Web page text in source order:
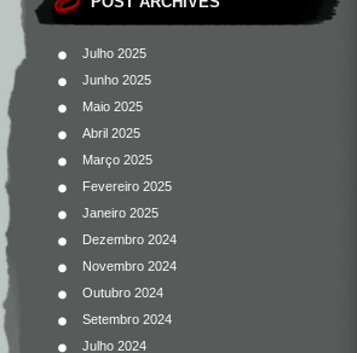
Julho 2025
Junho 2025
Maio 2025
Abril 2025
Março 2025
Fevereiro 2025
Janeiro 2025
Dezembro 2024
Novembro 2024
Outubro 2024
Setembro 2024
Julho 2024